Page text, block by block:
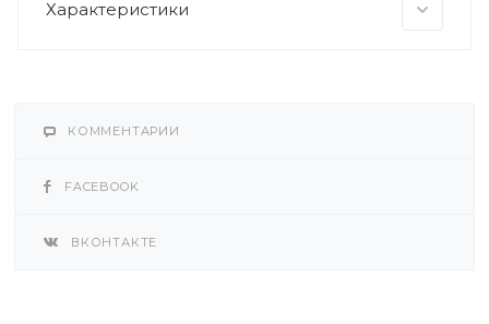
Характеристики
КОММЕНТАРИИ
FACEBOOK
ВКОНТАКТЕ